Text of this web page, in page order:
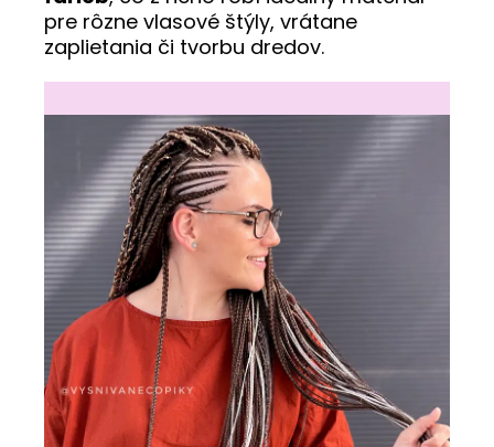
pre rôzne vlasové štýly, vrátane
zaplietania či tvorbu dredov.